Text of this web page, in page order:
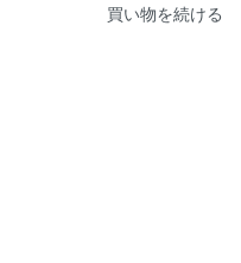
買い物を続ける